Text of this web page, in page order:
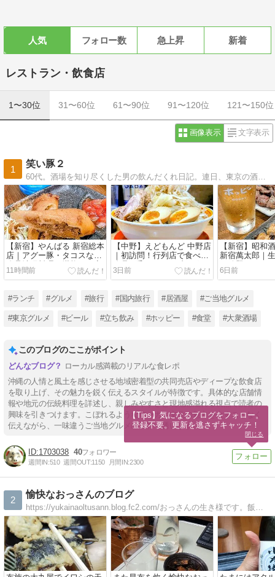
人気 フォロー数 急上昇 新着
レストラン・飲食店
1〜30位 31〜60位 61〜90位 91〜120位 121〜150位
画像表示 文字表示
1
笑い豚２
60代。酒場を知り尽くした男の飲んだくれ日記。連日、東京の酒場で飲んでます。天国に酒は無い！生きている内に飲もう♪
【新宿】やんばる 新宿総本
店｜アグー豚・タコスなど
絶品沖縄料理を堪能した夜
11時間前
【中野】えどもんど 中野店
｜初訪問！行列店で食べる
絶品G系ラーメンブログ
3日前
【新宿】昭和
新宿萬太郎｜
み放題！
食レポ
6日前
#ランチ #グルメ #旅行 #国内旅行 #居酒屋 #ご当地グルメ
#東京グルメ #ビール #立ち飲み #ホッピー #食堂 #大衆酒場
このブログのここがポイント
ローカル感満載のリアルな食レポ
沖縄の人情と風土を感じさせる地域密着型の共同売店やディープな飲食店
を取り上げ、その魅力を鋭く伝えるスタイルが特徴です。具体的な店舗情
報や地元の伝統料理を詳述し、親しみやすさと現地感溢れる視点で読者の
興味を引きつけます。こぼれるようなローカル文化の魅力を余すことなく
伝えながら、一味違うご当地グルメの世界へ誘います。
1703038 40
週間IN:510 週間OUT:1150 月間IN:2300
2
愉快なおっさんのブログ
https://yukainaoltusann.blog.fc2.com/おっさんの生き様です。飯、酒、自転車、日々の出来事が満載のブログよん（＾＾）
【Tips】気になるブログをフォロー。
登録不要。更新を逃さずキャッチ！
閉じる